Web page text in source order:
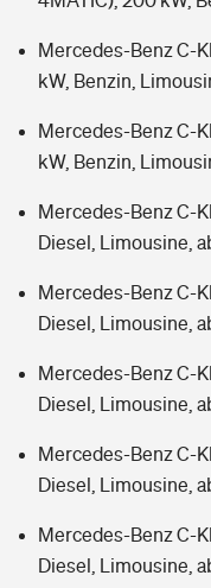
Mercedes-Benz C-
kW, Benzin,
Mercedes-Benz C-
kW, Benzin,
Mercedes-Benz C-
Diesel, Limousine,
Mercedes-Benz C-
Diesel, Limousine,
Mercedes-Benz C-
Diesel, Limousine,
Mercedes-Benz C-
Diesel, Limousine,
Mercedes-Benz C-
Diesel, Limousine,